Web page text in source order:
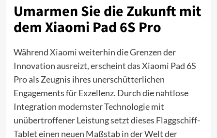
Umarmen Sie die Zukunft mit
dem Xiaomi Pad 6S Pro
WährendXiaomiweiterhin die Grenzen der
Innovation ausreizt, erscheint das Xiaomi Pad 6S
Pro als Zeugnis ihres unerschütterlichen
Engagements für Exzellenz. Durch die nahtlose
Integration modernster Technologie mit
unübertroffener Leistung setzt dieses Flaggschiff-
Tablet einen neuen Maßstab in der Welt der